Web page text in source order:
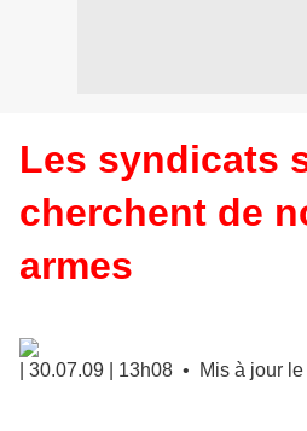
Les syndicats
cherchent de
armes
| 30.07.09 | 13h08 • Mis à jour